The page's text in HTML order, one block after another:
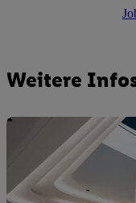
Weitere